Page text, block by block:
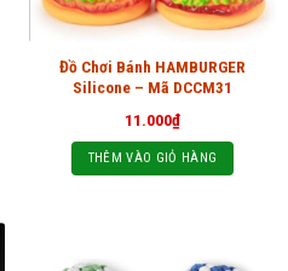
Đồ Chơi Bánh HAMBURGER
Silicone – Mã DCCM31
11.000₫
THÊM VÀO GIỎ HÀNG